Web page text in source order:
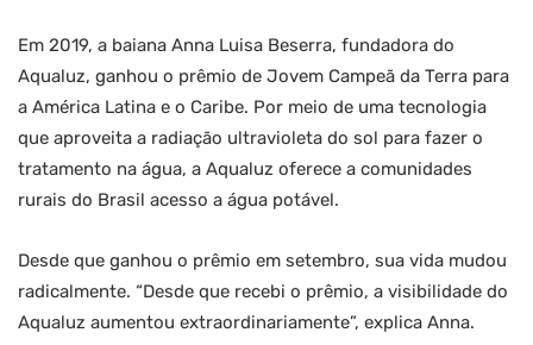
Em 2019, a baiana Anna Luisa Beserra, fundadora do
Aqualuz, ganhou o prêmio de Jovem Campeã da Terra para
a América Latina e o Caribe. Por meio de uma tecnologia
que aproveita a radiação ultravioleta do sol para fazer o
tratamento na água, a Aqualuz oferece a comunidades
rurais do Brasil acesso a água potável.
Desde que ganhou o prêmio em setembro, sua vida mudou
radicalmente. “Desde que recebi o prêmio, a visibilidade do
Aqualuz aumentou extraordinariamente”, explica Anna.